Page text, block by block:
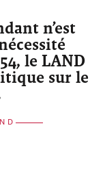
n’est
le LAND
sur le